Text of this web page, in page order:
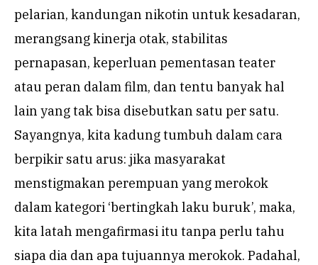
pelarian, kandungan nikotin untuk kesadaran,
merangsang kinerja otak, stabilitas
pernapasan, keperluan pementasan teater
atau peran dalam film, dan tentu banyak hal
lain yang tak bisa disebutkan satu per satu.
Sayangnya, kita kadung tumbuh dalam cara
berpikir satu arus: jika masyarakat
menstigmakan perempuan yang merokok
dalam kategori ‘bertingkah laku buruk’, maka,
kita latah mengafirmasi itu tanpa perlu tahu
siapa dia dan apa tujuannya merokok. Padahal,